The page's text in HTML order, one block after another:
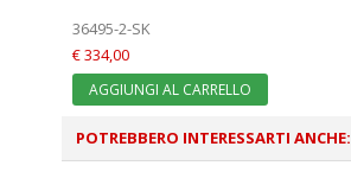
36495-2-SK
€ 334,00
AGGIUNGI AL CARRELLO
POTREBBERO INTERESSARTI ANCHE: